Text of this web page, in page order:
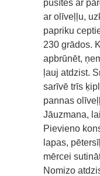
pusītes ar
ar olīveļļu,
papriku
230 grādos.
apbrūnēt,
ļauj atdzist.
sarīvē trīs
pannas
Jāuzmana,
Pievieno
lapas,
mērcei
Nomizo